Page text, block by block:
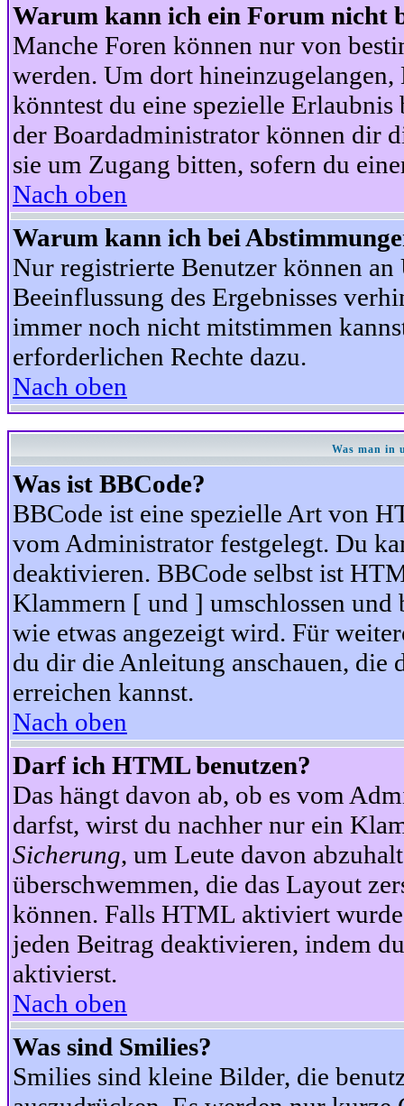
Warum kann ich ein Forum nicht
Manche Foren können nur von
werden. Um dort hineinzugelangen,
könntest du eine spezielle
der Boardadministrator können dir
sie um Zugang bitten, sofern du
Nach oben
Warum kann ich bei
Nur registrierte Benutzer können
Beeinflussung des Ergebnisses
immer noch nicht mitstimmen
erforderlichen Rechte dazu.
Nach oben
Was man in
Was ist BBCode?
BBCode ist eine spezielle Art von
vom Administrator festgelegt. Du
deaktivieren. BBCode selbst ist
Klammern [ und ] umschlossen
wie etwas angezeigt wird. Für
du dir die Anleitung anschauen, die
erreichen kannst.
Nach oben
Darf ich HTML benutzen?
Das hängt davon ab, ob es vom
darfst, wirst du nachher nur ein
Sicherung, um Leute davon
überschwemmen, die das Layout
können. Falls HTML aktiviert
jeden Beitrag deaktivieren, indem
aktivierst.
Nach oben
Was sind Smilies?
Smilies sind kleine Bilder, die